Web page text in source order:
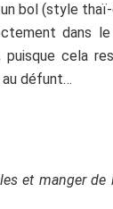
bol (style
dans le
cela
défunt…
et manger de